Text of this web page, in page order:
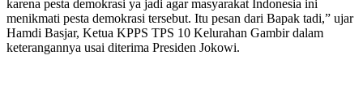
karena pesta demokrasi ya jadi agar masyarakat Indonesia ini
menikmati pesta demokrasi tersebut. Itu pesan dari Bapak tadi,” ujar
Hamdi Basjar, Ketua KPPS TPS 10 Kelurahan Gambir dalam
keterangannya usai diterima Presiden Jokowi.